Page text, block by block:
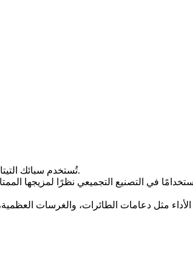
تُستخدم سبائك التيتانيوم عالية القوة على نطاق واسع في الطباعة ثلاثية الأبعاد لتطبيقات الفضاء والطب والصناعة التي تتطلب المتانة ومقاومة التآكل.